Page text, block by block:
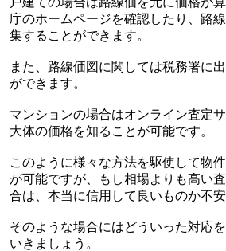
庁のホームページを確認したり、路
集することができます。
また、路線価図に関しては税務署に
ができます。
マンションの場合はオンライン査定
大体の価格を知ることが可能です。
このように様々な方法を駆使して物
が可能ですが、もし相場よりも高い
合は、本当に信用して良いものか不
そのような場合にはどういった対応
いきましょう。